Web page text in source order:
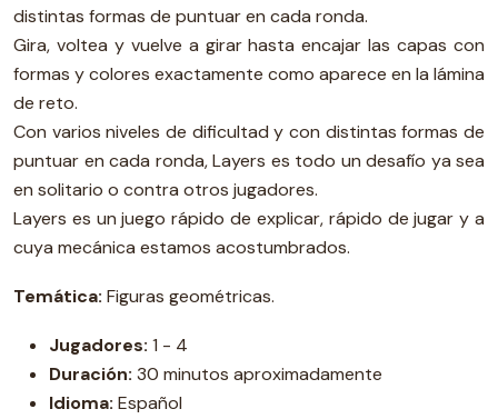
distintas formas de puntuar en cada ronda.
Gira, voltea y vuelve a girar hasta encajar las capas con
formas y colores exactamente como aparece en la lámina
de reto.
Con varios niveles de dificultad y con distintas formas de
puntuar en cada ronda, Layers es todo un desafío ya sea
en solitario o contra otros jugadores.
Layers es un juego rápido de explicar, rápido de jugar y a
cuya mecánica estamos acostumbrados.
Temática: Figuras geométricas.
Jugadores: 1 - 4
Duración: 30 minutos aproximadamente
Idioma: Español